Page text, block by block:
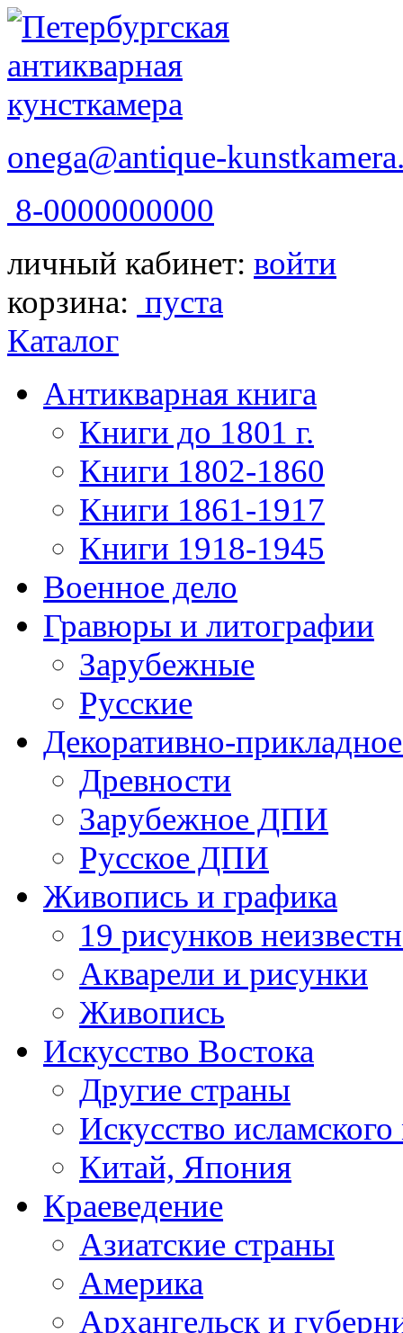
onega@antique-
8-0000000000
личный кабинет: войти
корзина: пуста
Каталог
Антикварная книга
Книги до 1801 г.
Книги 1802-1860
Книги 1861-1917
Книги 1918-1945
Военное дело
Гравюры и литографии
Зарубежные
Русские
Декоративно-
Древности
Зарубежное ДПИ
Русское ДПИ
Живопись и графика
19 рисунков
Акварели и рисунки
Живопись
Искусство Востока
Другие страны
Искусство
Китай, Япония
Краеведение
Азиатские страны
Америка
Архангельск и